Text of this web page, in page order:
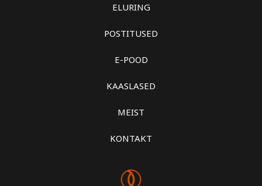
ELURING
POSTITUSED
E-POOD
KAASLASED
MEIST
KONTAKT